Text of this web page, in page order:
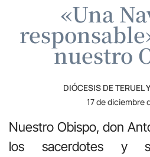
«Una
nuestro
DIÓCESIS DE TERUEL
17 de diciembre
Nuestro Obispo, don
los sacerdotes y